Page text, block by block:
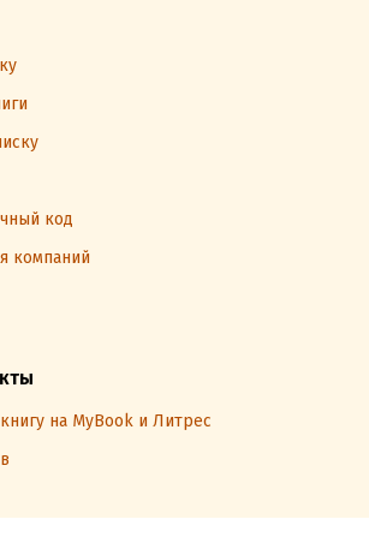
код
компаний
на MyBook и Литрес